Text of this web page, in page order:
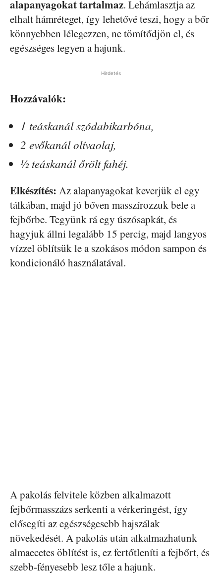
alapanyagokat tartalmaz. Lehámlasztja az
elhalt hámréteget, így lehetővé teszi, hogy a bőr
könnyebben lélegezzen, ne tömítődjön el, és
egészséges legyen a hajunk.
Hirdetés
Hozzávalók:
1 teáskanál szódabikarbóna,
2 evőkanál olívaolaj,
½ teáskanál őrölt fahéj.
Elkészítés: Az alapanyagokat keverjük el egy
tálkában, majd jó bőven masszírozzuk bele a
fejbőrbe. Tegyünk rá egy úszósapkát, és
hagyjuk állni legalább 15 percig, majd langyos
vízzel öblítsük le a szokásos módon sampon és
kondicionáló használatával.
A pakolás felvitele közben alkalmazott
fejbőrmasszázs serkenti a vérkeringést, így
elősegíti az egészségesebb hajszálak
növekedését. A pakolás után alkalmazhatunk
almaecetes öblítést is, ez fertőtleníti a fejbőrt, és
szebb-fényesebb lesz tőle a hajunk.